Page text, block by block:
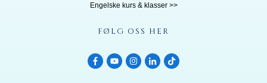
Engelske kurs & klasser >>
FØLG OSS HER